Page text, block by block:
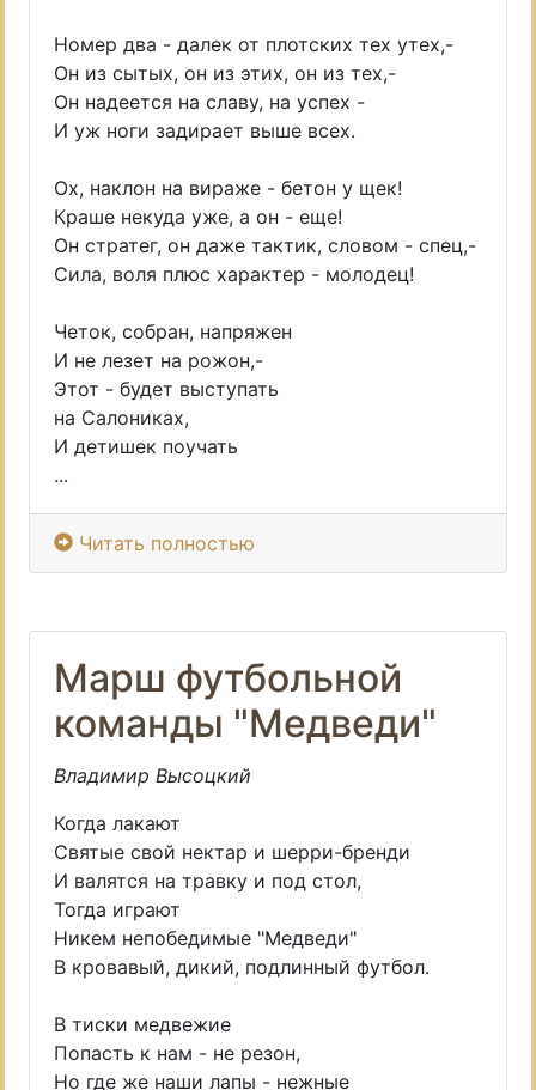
Номер два - далек от плотских тех утех,-
Он из сытых, он из этих, он из тех,-
Он надеется на славу, на успех -
И уж ноги задирает выше всех.
Ох, наклон на вираже - бетон у щек!
Краше некуда уже, а он - еще!
Он стратег, он даже тактик, словом - спец,-
Сила, воля плюс характер - молодец!
Четок, собран, напряжен
И не лезет на рожон,-
Этот - будет выступать
на Салониках,
И детишек поучать
...
Читать полностью
Марш футбольной
команды "Медведи"
Владимир Высоцкий
Когда лакают
Святые свой нектар и шерри-бренди
И валятся на травку и под стол,
Тогда играют
Никем непобедимые "Медведи"
В кровавый, дикий, подлинный футбол.
В тиски медвежие
Попасть к нам - не резон,
Но где же наши лапы - нежные